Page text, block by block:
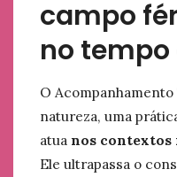
campo
no
O
natureza, uma
atua nos contextos
Ele ultrapassa o